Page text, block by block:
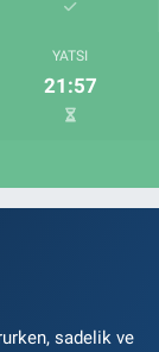
YATSI
21:57
sadelik ve